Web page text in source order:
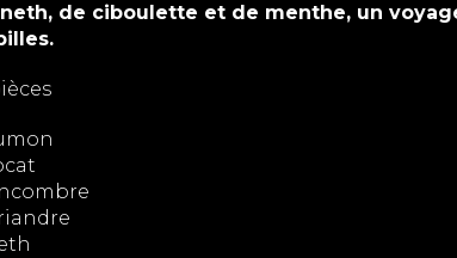
de ciboulette et de menthe, un